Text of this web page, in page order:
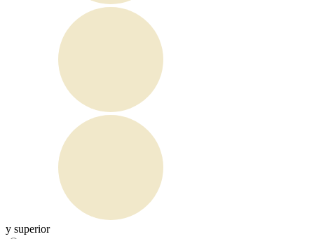
y superior